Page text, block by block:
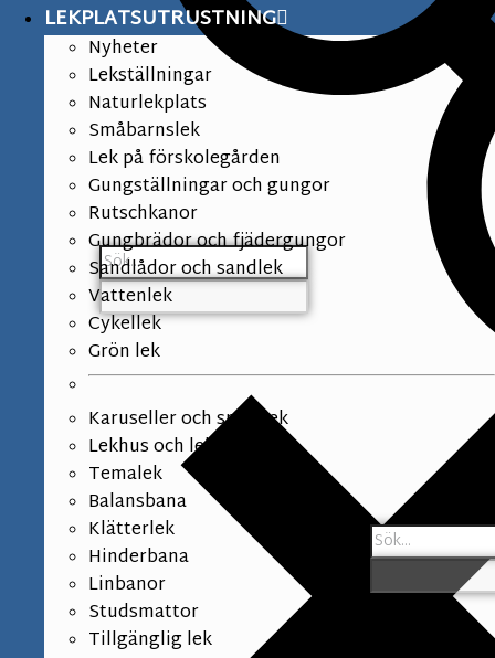
LEKPLATSUTRUSTNING
Nyheter
Lekställningar
Naturlekplats
Småbarnslek
Lek på förskolegården
Gungställningar och gungor
Rutschkanor
Gungbrädor och fjädergungor
Sandlådor och sandlek
Vattenlek
Cykellek
Grön lek
Karuseller och snurrlek
Lekhus och lekpaneler
Temalek
Balansbana
Klätterlek
Hinderbana
Linbanor
Studsmattor
Tillgänglig lek